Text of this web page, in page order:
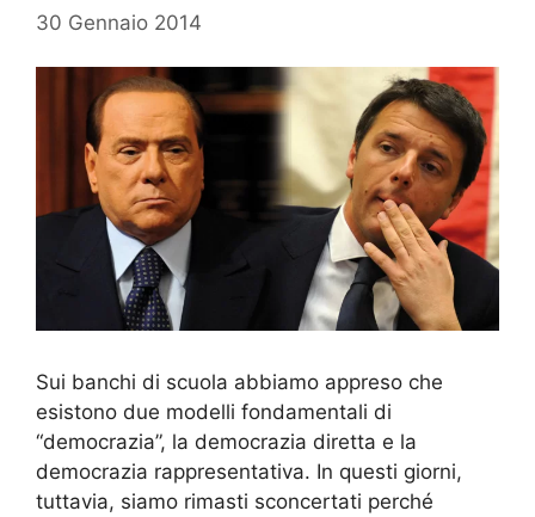
30 Gennaio 2014
Sui banchi di scuola abbiamo appreso che
esistono due modelli fondamentali di
“democrazia”, la democrazia diretta e la
democrazia rappresentativa. In questi giorni,
tuttavia, siamo rimasti sconcertati perché